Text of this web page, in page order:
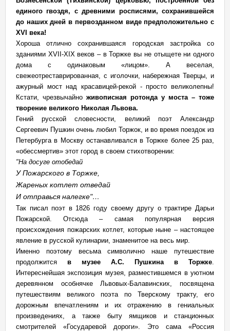
единого гвоздя, с древними росписями, сохранившейся
до наших дней в первозданном виде предположительно с
XVI века!
Хороша отлично сохранившаяся городская застройка со
зданиями XVII-XIX веков – в Торжке вы не отыщете ни одного
дома с одинаковым «лицом». А веселая,
свежеотреставрированная, с иголочки, набережная Тверцы, и
ажурный мост над красавицей-рекой - просто великолепны!
Кстати, чрезвычайно живописная ротонда у моста – тоже
творение великого Николая Львова.
Гений русской словесности, великий поэт Александр
Сергеевич Пушкин очень любил Торжок, и во время поездок из
Петербурга в Москву останавливался в Торжке более 25 раз,
«обессмертив» этот город в своем стихотворении:
"На досуге отобедай
У Пожарского в Торжке,
Жареных котлет отведай
И отправься налегке"…
Так писал поэт в 1826 году своему другу о трактире Дарьи
Пожарской. Отсюда – самая популярная версия
происхождения пожарских котлет, которые ныне – настоящее
явление в русской кулинарии, знаменитое на весь мир.
Именно поэтому весьма символично наше путешествие
продолжится в музее А.С. Пушкина в Торжке.
Интереснейшая экспозиция музея, разместившемся в уютном
деревянном особнячке Львовых-Балавинских, посвящена
путешествиям великого поэта по Тверскому тракту, его
дорожным впечатлениям и их отражению в гениальных
произведениях, а также быту ямщиков и станционных
смотрителей «Государевой дороги». Это сама «Россия